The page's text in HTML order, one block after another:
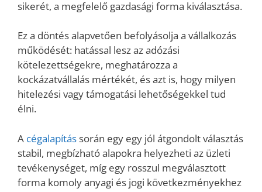
sikerét, a megfelelő gazdasági forma kiválasztása.
Ez a döntés alapvetően befolyásolja a vállalkozás
működését: hatással lesz az adózási
kötelezettségekre, meghatározza a
kockázatvállalás mértékét, és azt is, hogy milyen
hitelezési vagy támogatási lehetőségekkel tud
élni.
A cégalapítás során egy egy jól átgondolt választás
stabil, megbízható alapokra helyezheti az üzleti
tevékenységet, míg egy rosszul megválasztott
forma komoly anyagi és jogi következményekhez